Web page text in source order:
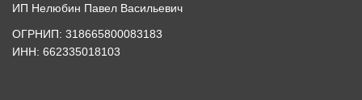
ИП Нелюбин Павел Васильевич
ОГРНИП: 318665800083183
ИНН: 662335018103